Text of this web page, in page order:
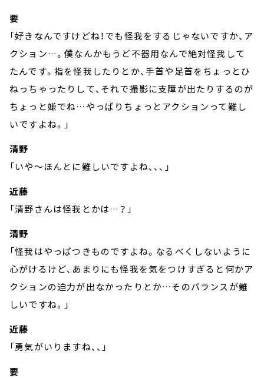
要
「好きなんですけどね！でも怪我をするじゃないですか、ア
クション…。僕なんかもうど不器用なんで絶対怪我して
たんです。指を怪我したりとか、手首や足首をちょっとひ
ねっちゃったりして、それで撮影に支障が出たりするのが
ちょっと嫌でね…やっぱりちょっとアクションって難し
いですよね。」
清野
「いや～ほんとに難しいですよね、、、」
近藤
「清野さんは怪我とかは…？」
清野
「怪我はやっぱつきものですよね。なるべくしないように
心がけるけど、あまりにも怪我を気をつけすぎると何かア
クションの迫力が出なかったりとか…そのバランスが難
しいですね。」
近藤
「勇気がいりますね、、」
要